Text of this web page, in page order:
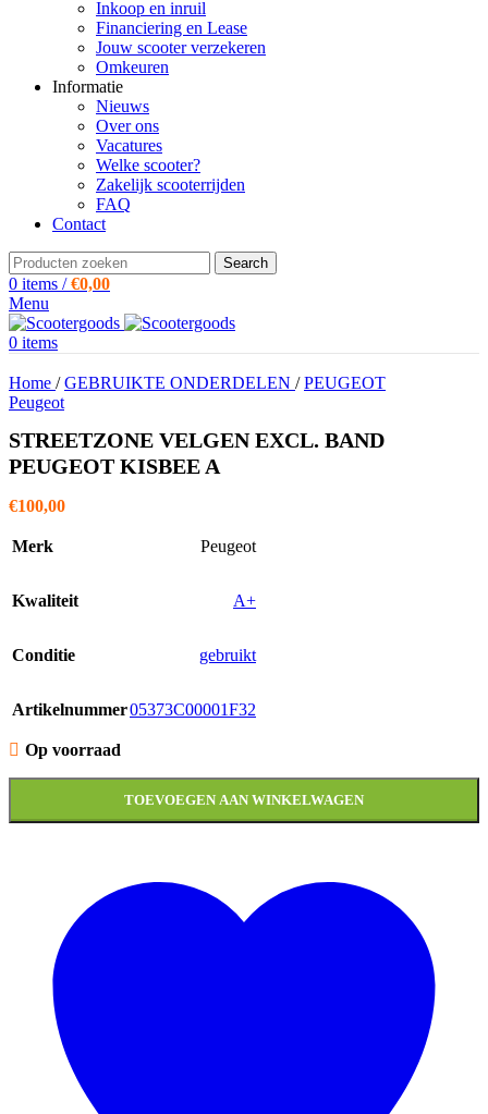
Inkoop en inruil
Financiering en Lease
Jouw scooter verzekeren
Omkeuren
Informatie
Nieuws
Over ons
Vacatures
Welke scooter?
Zakelijk scooterrijden
FAQ
Contact
Search
0 items / €0,00
Menu
0 items
Home / GEBRUIKTE ONDERDELEN / PEUGEOT
Peugeot
STREETZONE VELGEN EXCL. BAND
PEUGEOT KISBEE A
€100,00
Merk Peugeot
Kwaliteit A+
Conditie gebruikt
Artikelnummer05373C00001F32
Op voorraad
TOEVOEGEN AAN WINKELWAGEN